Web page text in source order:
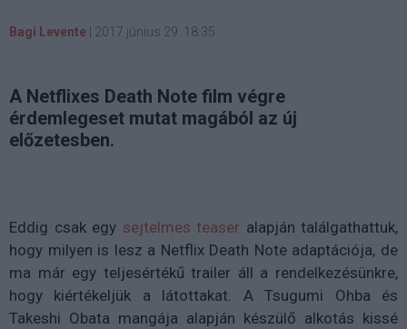
Bagi Levente 2017 június 29. 18:35
A Netflixes Death Note film végre
érdemlegeset mutat magából az új
előzetesben.
Eddig csak egy sejtelmes teaser alapján találgathattuk,
hogy milyen is lesz a Netflix Death Note adaptációja, de
ma már egy teljesértékű trailer áll a rendelkezésünkre,
hogy kiértékeljük a látottakat. A Tsugumi Ohba és
Takeshi Obata mangája alapján készülő alkotás kissé